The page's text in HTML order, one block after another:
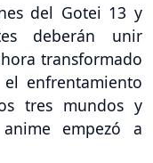
del Gotei 13 y
deberán unir
transformado
enfrentamiento
tres mundos y
empezó a